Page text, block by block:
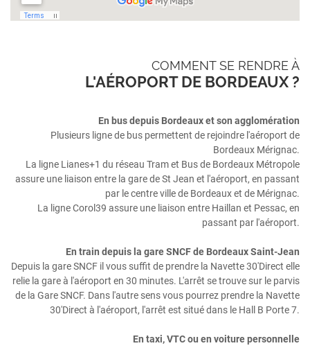
COMMENT SE RENDRE À
L'AÉROPORT DE BORDEAUX ?
En bus depuis Bordeaux et son agglomération
Plusieurs ligne de bus permettent de rejoindre l'aéroport de
Bordeaux Mérignac.
La ligne Lianes+1 du réseau Tram et Bus de Bordeaux Métropole
assure une liaison entre la gare de St Jean et l'aéroport, en passant
par le centre ville de Bordeaux et de Mérignac.
La ligne Corol39 assure une liaison entre Haillan et Pessac, en
passant par l'aéroport.
En train depuis la gare SNCF de Bordeaux Saint-Jean
Depuis la gare SNCF il vous suffit de prendre la Navette 30'Direct elle
relie la gare à l'aéroport en 30 minutes. L'arrêt se trouve sur le parvis
de la Gare SNCF. Dans l'autre sens vous pourrez prendre la Navette
30'Direct à l'aéroport, l'arrêt est situé dans le Hall B Porte 7.
En taxi, VTC ou en voiture personnelle